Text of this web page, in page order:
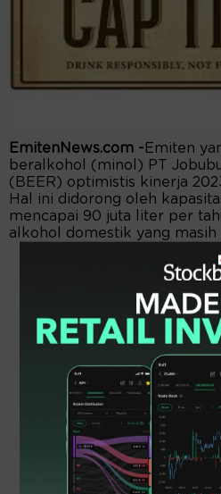
EmitenNews.com - Emiten
beralkohol (minol) PT
(BEER) optimistis kinerja
Hal ini didorong oleh
mencapai 90 juta liter per
alkohol domestik yang masih